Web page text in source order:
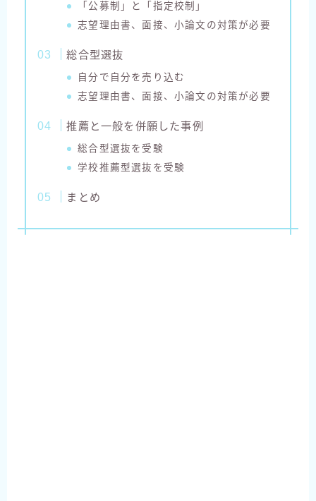
「公募制」と「指定校制」
志望理由書、面接、小論文の対策が必要
総合型選抜
自分で自分を売り込む
志望理由書、面接、小論文の対策が必要
推薦と一般を併願した事例
総合型選抜を受験
学校推薦型選抜を受験
まとめ